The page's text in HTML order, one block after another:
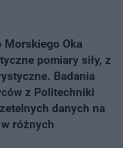
Morskiego Oka
pomiary siły, z
Badania
z Politechniki
danych na
różnych